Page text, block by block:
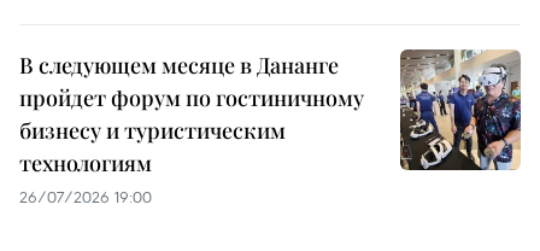
В следующем месяце в Дананге
пройдет форум по гостиничному
бизнесу и туристическим
технологиям
26/07/2026 19:00